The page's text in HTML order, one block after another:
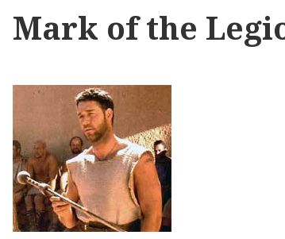
Mark of the